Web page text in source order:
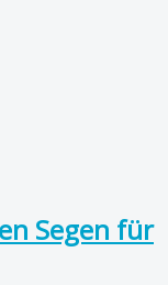
Segen für